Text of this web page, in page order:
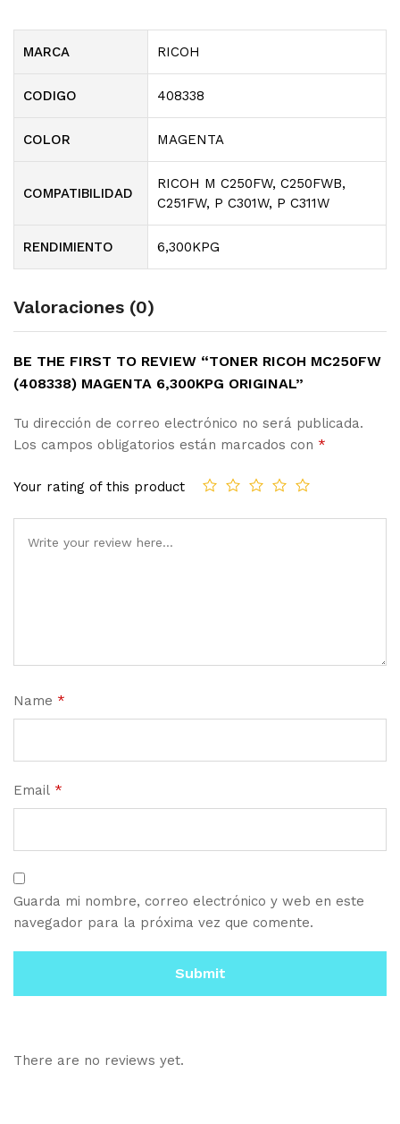
MARCA RICOH
CODIGO 408338
COLOR MAGENTA
COMPATIBILIDAD
RICOH M C250FW, C250FWB,
C251FW, P C301W, P C311W
RENDIMIENTO 6,300KPG
Valoraciones (0)
BE THE FIRST TO REVIEW “TONER RICOH MC250FW
(408338) MAGENTA 6,300KPG ORIGINAL”
Tu dirección de correo electrónico no será publicada.
Los campos obligatorios están marcados con *
Your rating of this product
Name *
Email *
Guarda mi nombre, correo electrónico y web en este
navegador para la próxima vez que comente.
There are no reviews yet.